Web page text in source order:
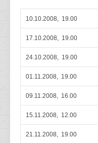
10.10.2008, 19.00
17.10.2008, 19.00
24.10.2008, 19.00
01.11.2008, 19.00
09.11.2008, 16.00
15.11.2008, 12.00
21.11.2008, 19.00